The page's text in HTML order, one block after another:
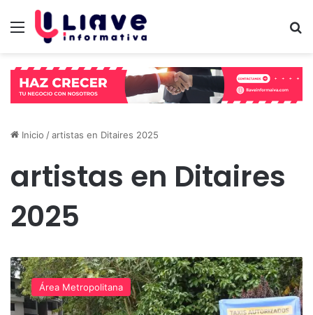
Menú
Inicio /artistas en Ditaires 2025
artistas en Ditaires
2025
“Súbete
al
amarilloÁrea Metropolitana